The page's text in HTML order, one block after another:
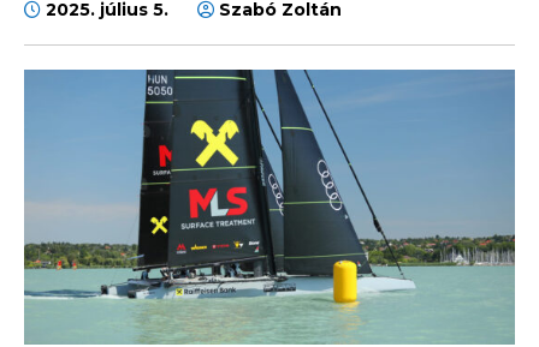
2025. július 5. Szabó Zoltán